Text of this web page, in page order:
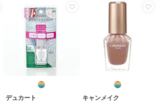
デュカート キャンメイク